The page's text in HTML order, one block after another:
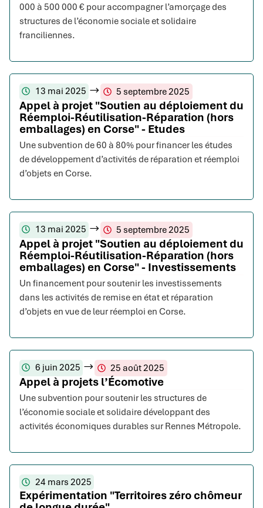
000 à 500 000 € pour accompagner l’amorçage des
structures de l’économie sociale et solidaire
franciliennes.
13 mai 2025 5 septembre 2025
Appel à projet "Soutien au déploiement du
Réemploi-Réutilisation-Réparation (hors
emballages) en Corse" - Etudes
Une subvention de 60 à 80% pour financer les études
de développement d’activités de réparation et réemploi
d’objets en Corse.
13 mai 2025 5 septembre 2025
Appel à projet "Soutien au déploiement du
Réemploi-Réutilisation-Réparation (hors
emballages) en Corse" - Investissements
Un financement pour soutenir les investissements
dans les activités de remise en état et réparation
d’objets en vue de leur réemploi en Corse.
6 juin 2025 25 août 2025
Appel à projets l’Écomotive
Une subvention pour soutenir les structures de
l’économie sociale et solidaire développant des
activités économiques durables sur Rennes Métropole.
24 mars 2025
Expérimentation "Territoires zéro chômeur